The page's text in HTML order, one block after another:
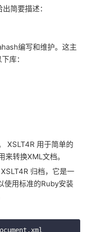
简要描述：
编写和维护。这主
库：
XSLT4R 用于简单的
转换XML文档。
归档，它是一
使用标准的Ruby安装